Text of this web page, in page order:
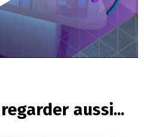
aussi...